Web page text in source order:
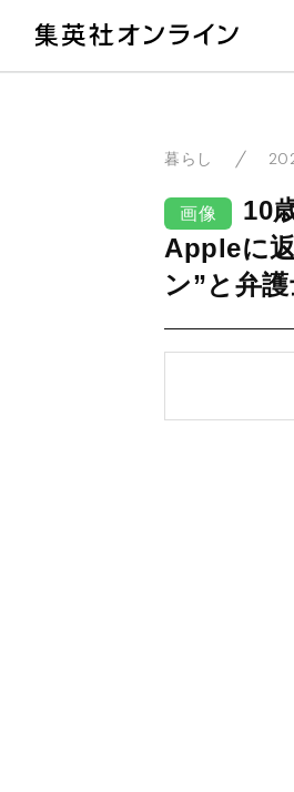
暮らし
画像
10
Appleに
ン”と弁